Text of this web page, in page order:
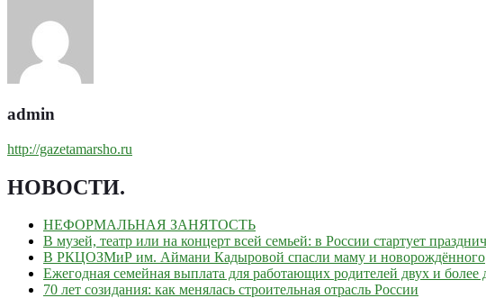
admin
http://gazetamarsho.ru
НОВОСТИ.
НЕФОРМАЛЬНАЯ ЗАНЯТОСТЬ
В музей, театр или на концерт всей семьей: в России стартует
В РКЦОЗМиР им. Аймани Кадыровой спасли маму и новорождённого
Ежегодная семейная выплата для работающих родителей двух и более
70 лет созидания: как менялась строительная отрасль России